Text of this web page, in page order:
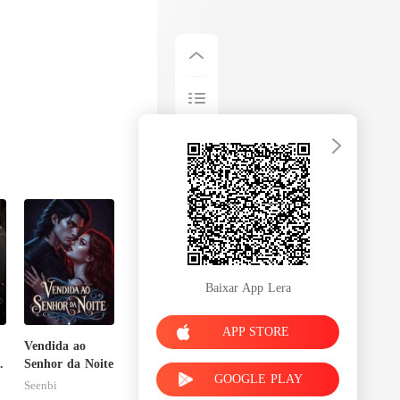
Vendida ao
Senhor da Noite
Seenbi
Baixar App Lera
APP STORE
GOOGLE PLAY